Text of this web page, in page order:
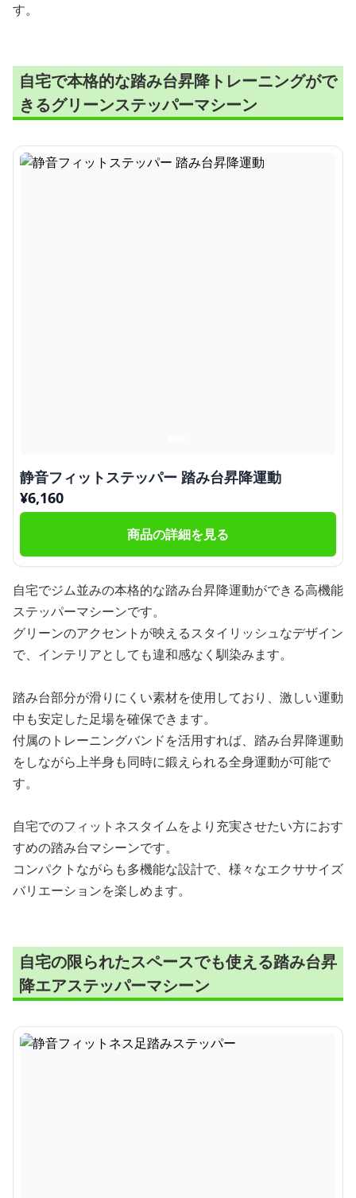
す。
自宅で本格的な踏み台昇降トレーニングがで
きるグリーンステッパーマシーン
静音フィットステッパー 踏み台昇降運動
¥6,160
商品の詳細を見る
自宅でジム並みの本格的な踏み台昇降運動ができる高機能
ステッパーマシーンです。
グリーンのアクセントが映えるスタイリッシュなデザイン
で、インテリアとしても違和感なく馴染みます。
踏み台部分が滑りにくい素材を使用しており、激しい運動
中も安定した足場を確保できます。
付属のトレーニングバンドを活用すれば、踏み台昇降運動
をしながら上半身も同時に鍛えられる全身運動が可能で
す。
自宅でのフィットネスタイムをより充実させたい方におす
すめの踏み台マシーンです。
コンパクトながらも多機能な設計で、様々なエクササイズ
バリエーションを楽しめます。
自宅の限られたスペースでも使える踏み台昇
降エアステッパーマシーン